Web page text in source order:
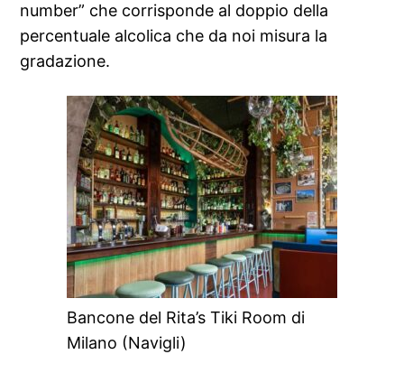
number” che corrisponde al doppio della
percentuale alcolica che da noi misura la
gradazione.
Bancone del Rita’s Tiki Room di
Milano (Navigli)